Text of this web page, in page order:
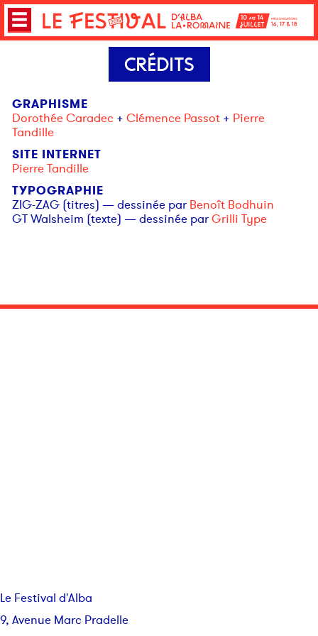
CRÉDITS
GRAPHISME
Dorothée Caradec + Clémence Passot+ Pierre
Tandille
SITE INTERNET
Pierre Tandille
TYPOGRAPHIE
ZIG-ZAG (titres) — dessinée par Benoît Bodhuin
GT Walsheim (texte) — dessinée parGrilli Type
Le Festival d'Alba
9, Avenue Marc Pradelle